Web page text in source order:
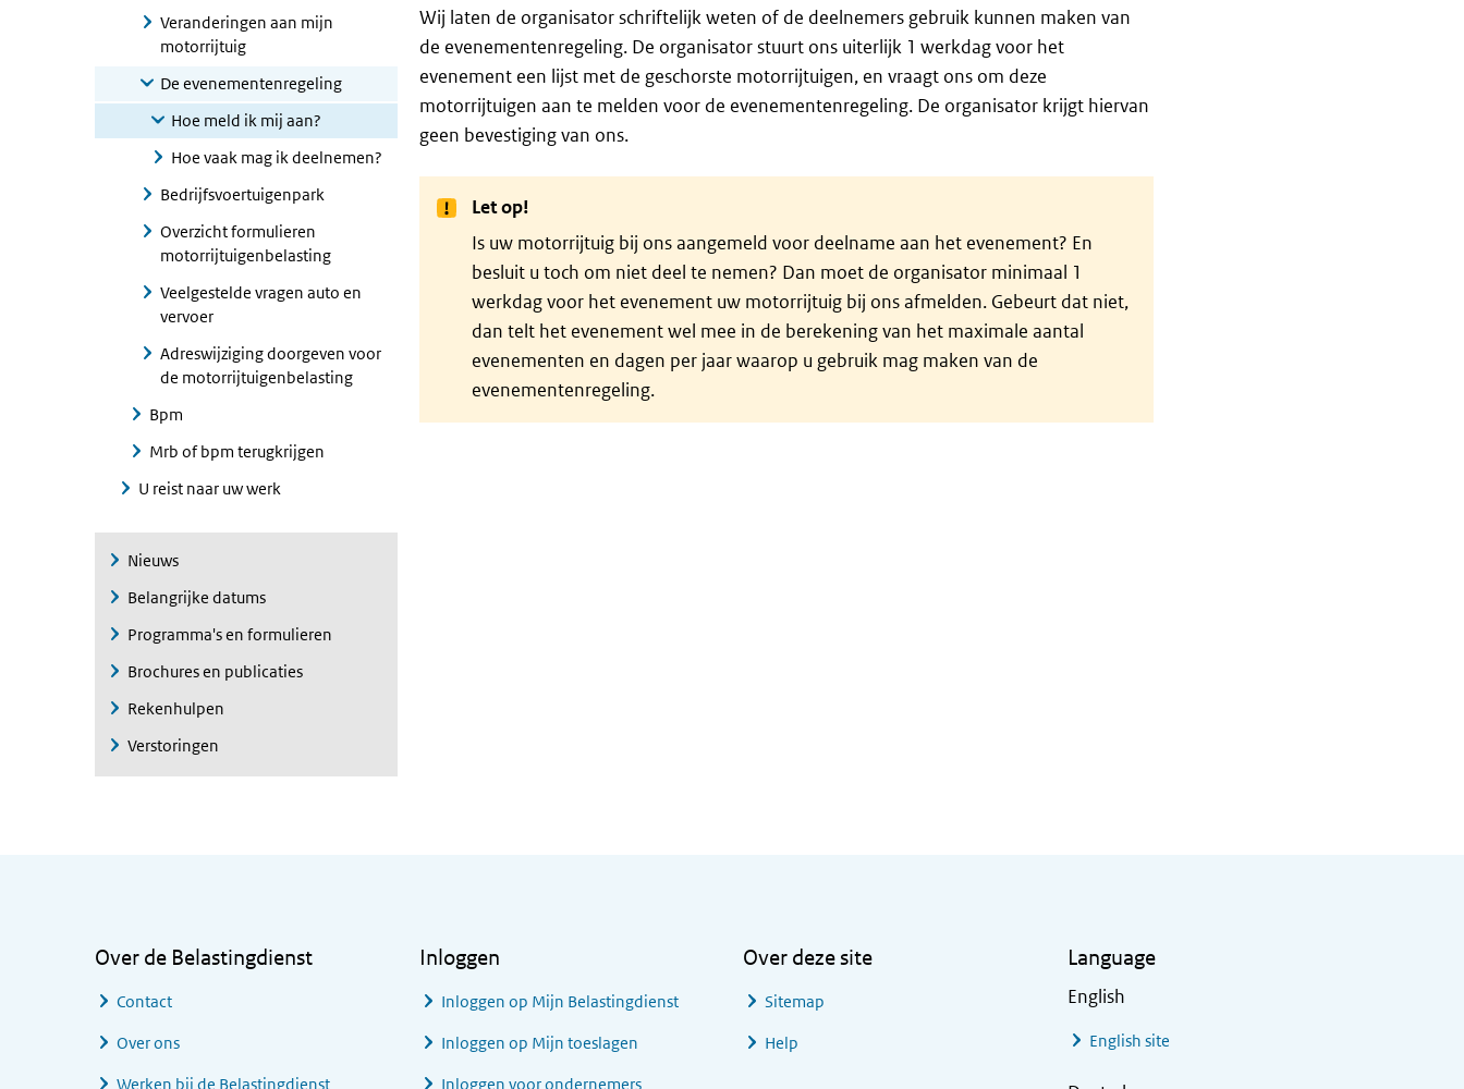
Veranderingen aan mijn
motorrijtuig
De evenementenregeling
Hoe meld ik mij aan?
Hoe vaak mag ik deelnemen?
Bedrijfsvoertuigenpark
Overzicht formulieren
motorrijtuigenbelasting
Veelgestelde vragen auto en
vervoer
Adreswijziging doorgeven voor
de motorrijtuigenbelasting
Bpm
Mrb of bpm terugkrijgen
U reist naar uw werk
Nieuws
Belangrijke datums
Programma's en formulieren
Brochures en publicaties
Rekenhulpen
Verstoringen
Wij laten de organisator schriftelijk weten of de deelnemers gebruik kunnen maken van
de evenementenregeling. De organisator stuurt ons uiterlijk 1 werkdag voor het
evenement een lijst met de geschorste motorrijtuigen, en vraagt ons om deze
motorrijtuigen aan te melden voor de evenementenregeling. De organisator krijgt hiervan
geen bevestiging van ons.
Let op!
Is uw motorrijtuig bij ons aangemeld voor deelname aan het evenement? En
besluit u toch om niet deel te nemen? Dan moet de organisator minimaal 1
werkdag voor het evenement uw motorrijtuig bij ons afmelden. Gebeurt dat niet,
dan telt het evenement wel mee in de berekening van het maximale aantal
evenementen en dagen per jaar waarop u gebruik mag maken van de
evenementenregeling.
Over de Belastingdienst
Contact
Over ons
Werken bij de Belastingdienst
Inloggen
Inloggen op Mijn Belastingdienst
Inloggen op Mijn toeslagen
Inloggen voor ondernemers
Over deze site
Sitemap
Help
Language
English
English site